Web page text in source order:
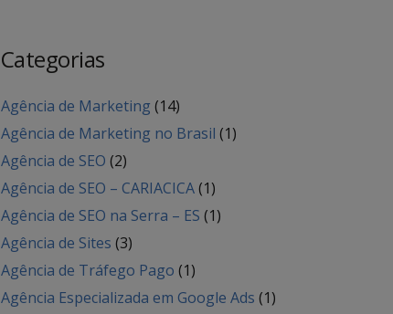
Categorias
Agência de Marketing (14)
Agência de Marketing no Brasil (1)
Agência de SEO (2)
Agência de SEO – CARIACICA(1)
Agência de SEO na Serra – ES (1)
Agência de Sites (3)
Agência de Tráfego Pago (1)
Agência Especializada em Google Ads (1)